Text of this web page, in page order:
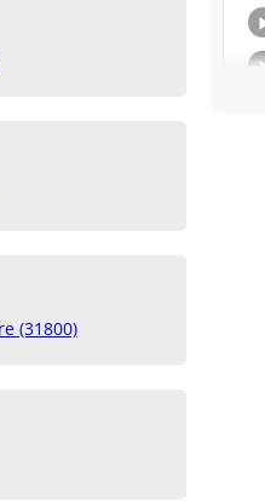
(31800)